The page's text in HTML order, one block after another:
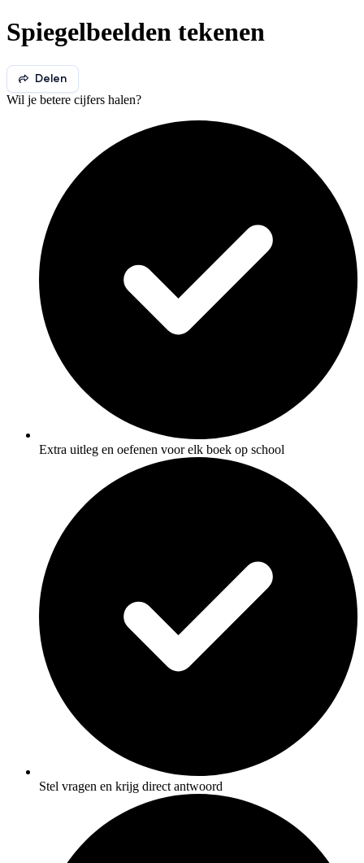
Spiegelbeelden tekenen
Delen
Wil je betere cijfers halen?
Extra uitleg en oefenen voor elk boek op school
Stel vragen en krijg direct antwoord